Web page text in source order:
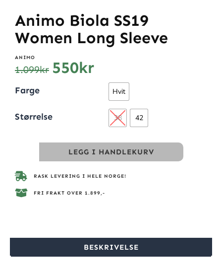
Animo Biola SS19
Women Long Sleeve
ANIMO
1.099kr 550kr
Farge Hvit
Størrelse 38 42
LEGG I HANDLEKURV
RASK LEVERING I HELE NORGE!
FRI FRAKT OVER 1.899,-
BESKRIVELSE